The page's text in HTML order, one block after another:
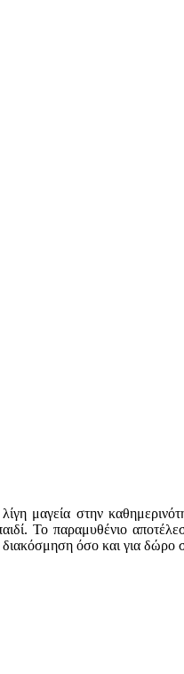
μαγεία στην
Το παραμυθένιο
όσο και για δώρο